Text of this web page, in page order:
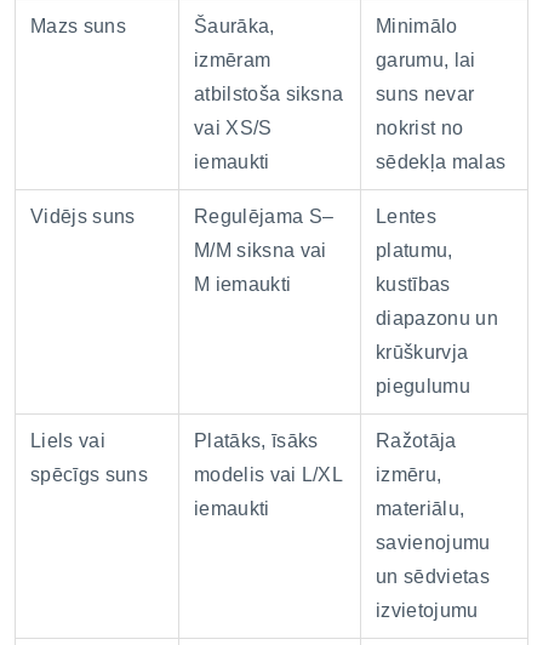
Mazs suns
Šaurāka,
izmēram
atbilstoša siksna
vai XS/S
iemaukti
Minimālo
garumu, lai
suns nevar
nokrist no
sēdekļa malas
Vidējs suns
Regulējama S–
M/M siksna vai
M iemaukti
Lentes
platumu,
kustības
diapazonu un
krūškurvja
piegulumu
Liels vai
spēcīgs suns
Platāks, īsāks
modelis vai L/XL
iemaukti
Ražotāja
izmēru,
materiālu,
savienojumu
un sēdvietas
izvietojumu